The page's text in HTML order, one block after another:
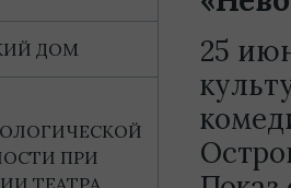
25
ДОМ
ПРИ
ТЕАТРА